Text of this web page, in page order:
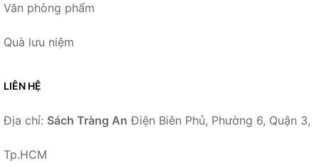
Văn phòng phẩm
Quà lưu niệm
LIÊN HỆ
Địa chỉ: Sách Tràng An Điện Biên Phủ, Phường 6, Quận 3,
Tp.HCM